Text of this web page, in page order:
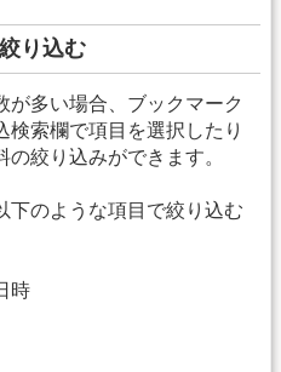
り込む
が多い場合、ブックマーク
検索欄で項目を選択したり
絞り込みができます。
下のような項目で絞り込む
時